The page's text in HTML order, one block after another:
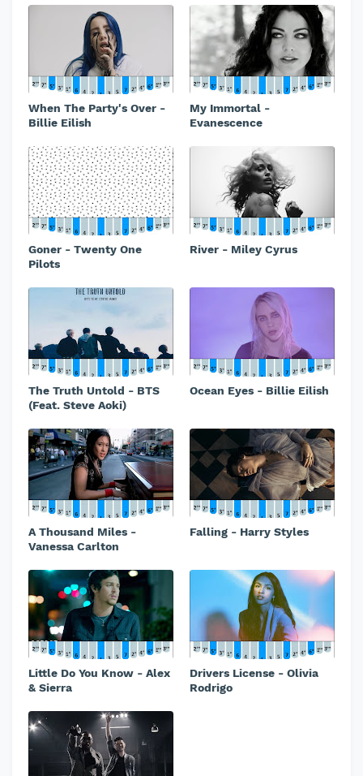
When The Party's Over -
Billie Eilish
My Immortal -
Evanescence
Goner - Twenty One
Pilots
River - Miley Cyrus
The Truth Untold - BTS
(Feat. Steve Aoki)
Ocean Eyes - Billie Eilish
A Thousand Miles -
Vanessa Carlton
Falling - Harry Styles
Little Do You Know - Alex
& Sierra
Drivers License - Olivia
Rodrigo